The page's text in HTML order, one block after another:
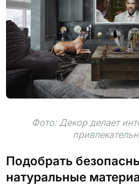
Фото: Декор делает
Подобрать
натуральные